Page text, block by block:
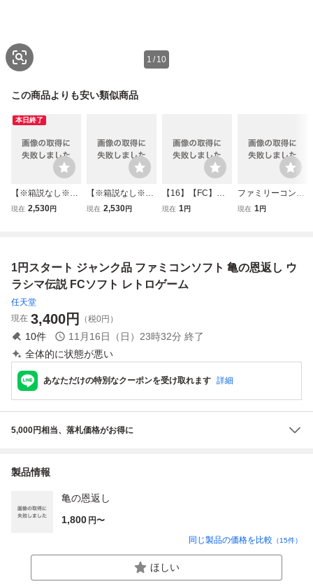
1 / 10
この商品よりも安い類似商品
本日終了
【※箱説なし※】
亀の恩返し
現在 2,530円
【※箱説なし※】
亀の恩返し
現在 2,530円
【16】【FC】フ
ァミコンソフト 5
ガンダム エキサイ
トバイク
現在 1円
ファミリーコンピ
ューター 忍者じゃ
ファミリースタジ
現在 1円
1円スタート ジャンク品 ファミコンソフト 亀の恩返し ウ
ラシマ伝説 FCソフト レトロゲーム
任天堂
現在 3,400円 （税0円）
10件 11月16日（日）23時32分 終了
全体的に状態が悪い
あなただけの特別なクーポンを受け取れます 詳細
5,000円相当、落札価格がお得に
製品情報
亀の恩返し
1,800 円〜
同じ製品の価格を比較 （15件）
ほしい